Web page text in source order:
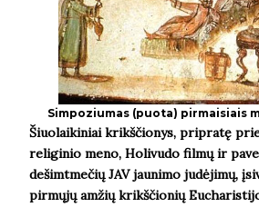
Simpoziumas (puota) pirmaisiais
Šiuolaikiniai krikščionys, pripratę
religinio meno, Holivudo filmų ir
dešimtmečių JAV jaunimo judėjimų,
pirmųjų amžių krikščionių